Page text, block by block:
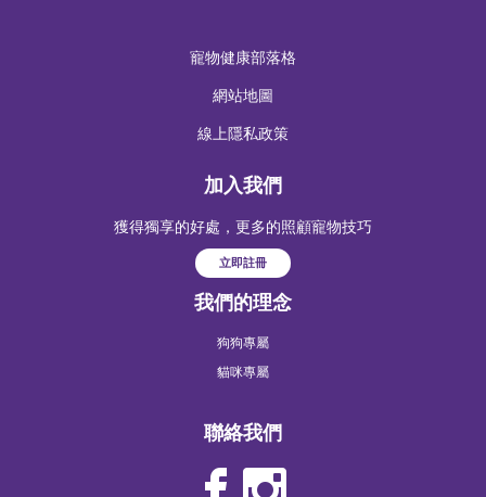
寵物健康部落格
網站地圖
線上隱私政策
加入我們
獲得獨享的好處，更多的照顧寵物技巧
立即註冊
我們的理念
狗狗專屬
貓咪專屬
聯絡我們